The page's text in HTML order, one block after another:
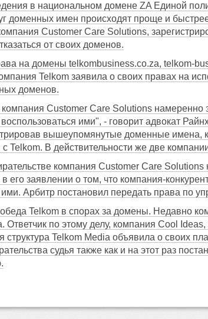
в национальном домене ZA Единой
доменных имен происходят проще и
Customer Care Solutions,
от своих доменов.
на домены telkombusiness.co.za, telkom-
Telkom заявила о своих правах на
доменов.
Customer Care Solutions намеренно
ими", - говорит адвокат
вышеупомянутые доменные имена,
Telkom. В действительности же две
компания Customer Care
его заявлении о том, что компания-
ими. Арбитр постановил передать права по
Telkom в спорах за домены. Недавно
Ответчик по этому делу, компания Cool
структура Telkom Media объявила о своих
судья также как и на этот раз